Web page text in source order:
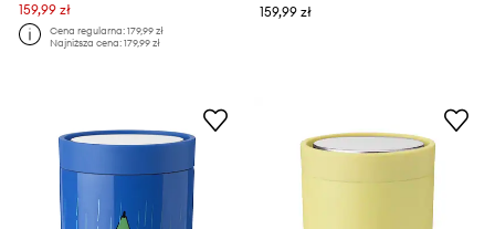
159,99 zł
Cena regularna:179,99 zł
Najniższa cena:179,99 zł
159,99 zł